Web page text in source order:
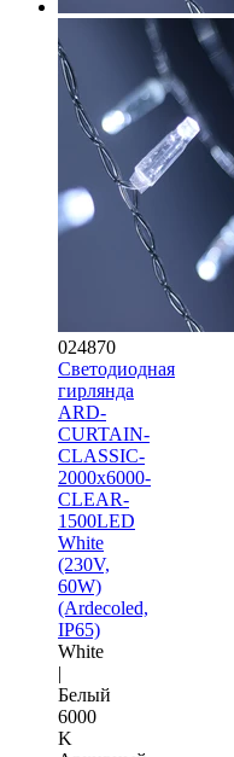
024870
Светодиодная
гирлянда
ARD-
CURTAIN-
CLASSIC-
2000x6000-
CLEAR-
1500LED
White
(230V,
60W)
(Ardecoled,
IP65)
White
|
Белый
6000
K